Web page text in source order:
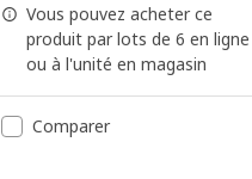
Vous pouvez acheter ce
produit par lots de 6 en ligne
ou à l'unité en magasin
Comparer